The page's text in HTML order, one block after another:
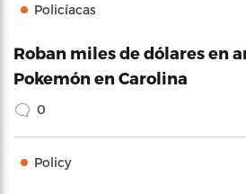
Policíacas
Roban miles de dólares en
Pokemón en Carolina
0
Policy